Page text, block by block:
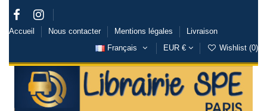
Accueil Nous contacter Mentions légales
Livraison
Français
EUR € Wishlist (0)